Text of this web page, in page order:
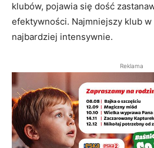
klubów, pojawia się dość
efektywności. Najmniejszy klub w
najbardziej intensywnie.
Reklama